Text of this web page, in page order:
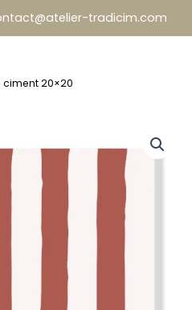
tradicim.com
20×20